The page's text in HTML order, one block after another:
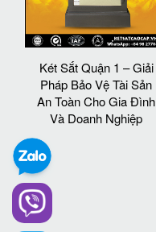
Két Sắt Quận 1 – Giải
Pháp Bảo Vệ Tài Sản
An Toàn Cho Gia Đình
Và Doanh Nghiệp